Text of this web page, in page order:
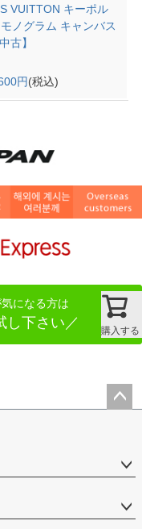
購入する
VUITTON キーポル
ノグラム キャンバス
古】
円(税込)
になる方は
し下さい／